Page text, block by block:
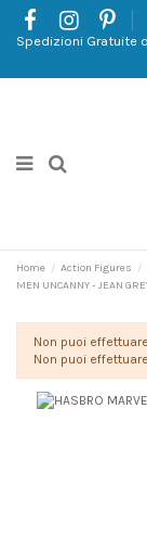
Spedizioni Gratuite
Home Action Figures
MEN UNCANNY - JEAN
Non puoi
Non puoi